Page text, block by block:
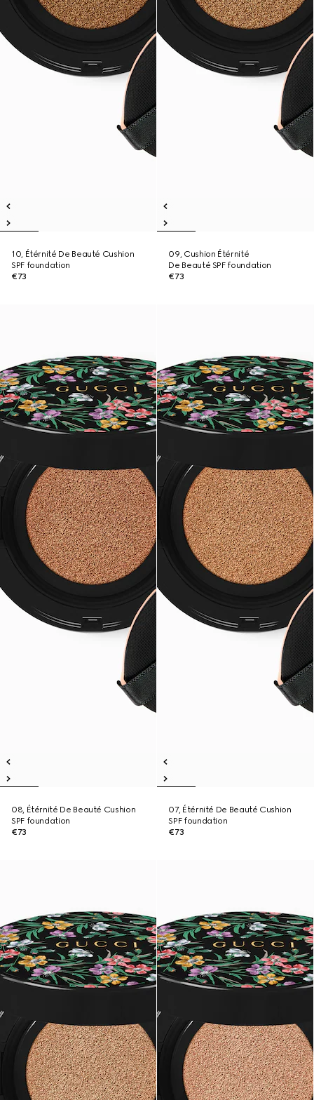
10, Étérnité De Beauté Cushion
SPF foundation
€73
09, Cushion Étérnité
De Beauté SPF foundation
€73
08, Étérnité De Beauté Cushion
SPF foundation
€73
07, Étérnité De Beauté Cushion
SPF foundation
€73